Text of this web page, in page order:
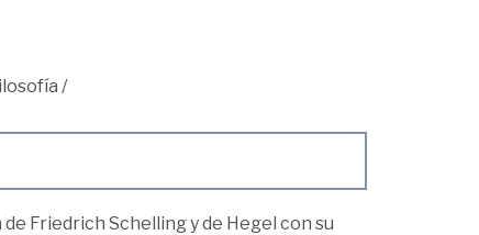
/
Friedrich Schelling y de Hegel con su